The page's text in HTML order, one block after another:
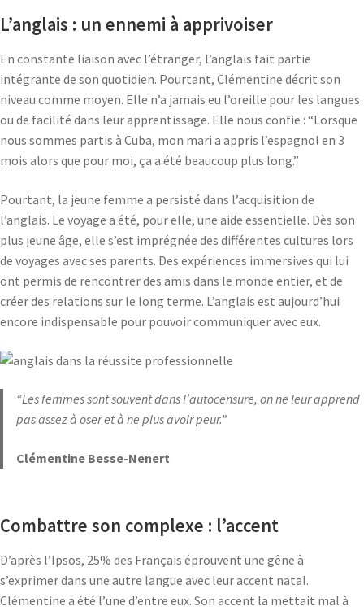
L’anglais : un ennemi à apprivoiser
En constante liaison avec l’étranger, l’anglais fait partie
intégrante de son quotidien. Pourtant, Clémentine décrit son
niveau comme moyen. Elle n’a jamais eu l’oreille pour les langues
ou de facilité dans leur apprentissage. Elle nous confie : “Lorsque
nous sommes partis à Cuba, mon mari a appris l’espagnol en 3
mois alors que pour moi, ça a été beaucoup plus long.”
Pourtant, la jeune femme a persisté dans l’acquisition de
l’anglais. Le voyage a été, pour elle, une aide essentielle. Dès son
plus jeune âge, elle s’est imprégnée des différentes cultures lors
de voyages avec ses parents. Des expériences immersives qui lui
ont permis de rencontrer des amis dans le monde entier, et de
créer des relations sur le long terme. L’anglais est aujourd’hui
encore indispensable pour pouvoir communiquer avec eux.
“Les femmes sont souvent dans l’autocensure, on ne leur apprend
pas assez à oser et à ne plus avoir peur.”
Clémentine Besse-Nenert
Combattre son complexe : l’accent
D’après l’Ipsos, 25% des Français éprouvent une gêne à
s’exprimer dans une autre langue avec leur accent natal.
Clémentine a été l’une d’entre eux. Son accent la mettait mal à